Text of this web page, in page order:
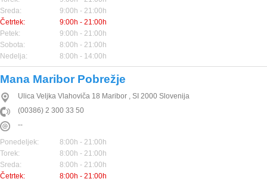
Sreda:
9:00h - 21:00h
Četrtek:
9:00h - 21:00h
Petek:
9:00h - 21:00h
Sobota:
8:00h - 21:00h
Nedelja:
8:00h - 14:00h
Mana Maribor Pobrežje
Ulica Veljka Vlahoviča 18 Maribor , SI 2000 Slovenija
(00386) 2 300 33 50
--
Ponedeljek:
8:00h - 21:00h
Torek:
8:00h - 21:00h
Sreda:
8:00h - 21:00h
Četrtek:
8:00h - 21:00h